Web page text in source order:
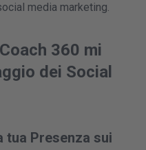
media marketing.
360 mi
dei Social
tua Presenza sui